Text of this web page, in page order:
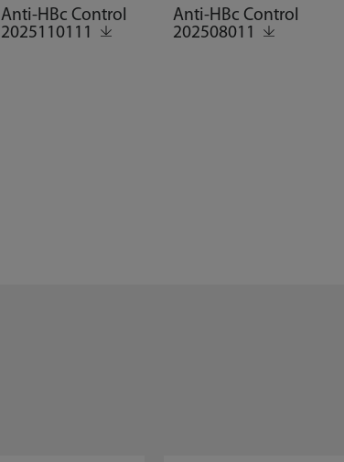
Anti-HBc Control
2025110111
Anti-HBc Control
202508011